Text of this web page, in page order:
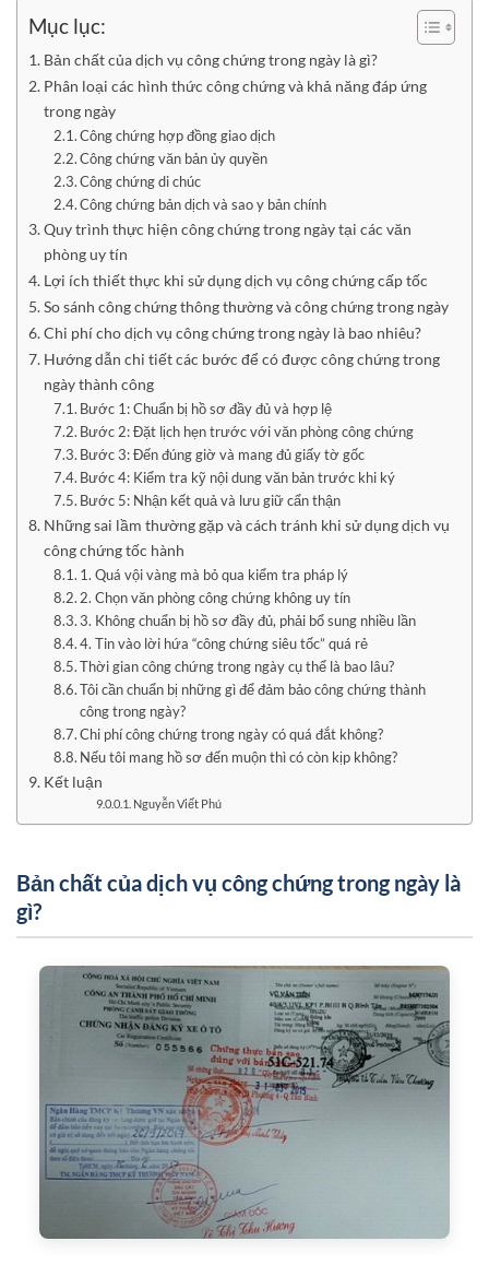
Mục lục:
Bản chất của dịch vụ công chứng trong ngày là gì?
Phân loại các hình thức công chứng và khả năng đáp ứng
trong ngày
Công chứng hợp đồng giao dịch
Công chứng văn bản ủy quyền
Công chứng di chúc
Công chứng bản dịch và sao y bản chính
Quy trình thực hiện công chứng trong ngày tại các văn
phòng uy tín
Lợi ích thiết thực khi sử dụng dịch vụ công chứng cấp tốc
So sánh công chứng thông thường và công chứng trong ngày
Chi phí cho dịch vụ công chứng trong ngày là bao nhiêu?
Hướng dẫn chi tiết các bước để có được công chứng trong
ngày thành công
Bước 1: Chuẩn bị hồ sơ đầy đủ và hợp lệ
Bước 2: Đặt lịch hẹn trước với văn phòng công chứng
Bước 3: Đến đúng giờ và mang đủ giấy tờ gốc
Bước 4: Kiểm tra kỹ nội dung văn bản trước khi ký
Bước 5: Nhận kết quả và lưu giữ cẩn thận
Những sai lầm thường gặp và cách tránh khi sử dụng dịch vụ
công chứng tốc hành
1. Quá vội vàng mà bỏ qua kiểm tra pháp lý
2. Chọn văn phòng công chứng không uy tín
3. Không chuẩn bị hồ sơ đầy đủ, phải bổ sung nhiều lần
4. Tin vào lời hứa “công chứng siêu tốc” quá rẻ
Thời gian công chứng trong ngày cụ thể là bao lâu?
Tôi cần chuẩn bị những gì để đảm bảo công chứng thành
công trong ngày?
Chi phí công chứng trong ngày có quá đắt không?
Nếu tôi mang hồ sơ đến muộn thì có còn kịp không?
Kết luận
Nguyễn Viết Phú
Bản chất của dịch vụ công chứng trong ngày là
gì?